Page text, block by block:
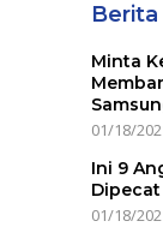
Berita
Minta
01/18/
Ini 9
01/18/